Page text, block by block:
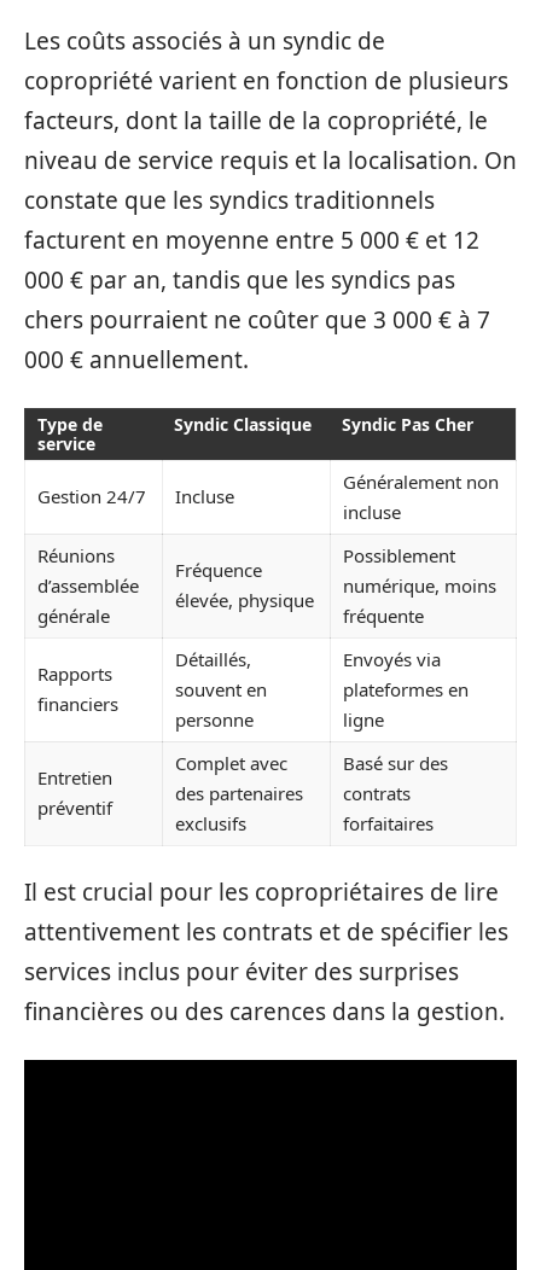
Les coûts associés à un syndic de
copropriété varient en fonction de plusieurs
facteurs, dont la taille de la copropriété, le
niveau de service requis et la localisation. On
constate que les syndics traditionnels
facturent en moyenne entre 5 000 € et 12
000 € par an, tandis que les syndics pas
chers pourraient ne coûter que 3 000 € à 7
000 € annuellement.
Type de
service
Syndic Classique Syndic Pas Cher
Gestion 24/7 Incluse
Généralement non
incluse
Réunions
d’assemblée
générale
Fréquence
élevée, physique
Possiblement
numérique, moins
fréquente
Rapports
financiers
Détaillés,
souvent en
personne
Envoyés via
plateformes en
ligne
Entretien
préventif
Complet avec
des partenaires
exclusifs
Basé sur des
contrats
forfaitaires
Il est crucial pour les copropriétaires de lire
attentivement les contrats et de spécifier les
services inclus pour éviter des surprises
financières ou des carences dans la gestion.